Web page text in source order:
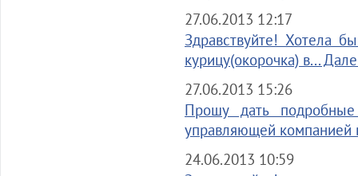
27.06.2013 12:17
Здравствуйте! Хотела
курицу(окорочка) в...
27.06.2013 15:26
Прошу дать
управляющей компанией
24.06.2013 10:59